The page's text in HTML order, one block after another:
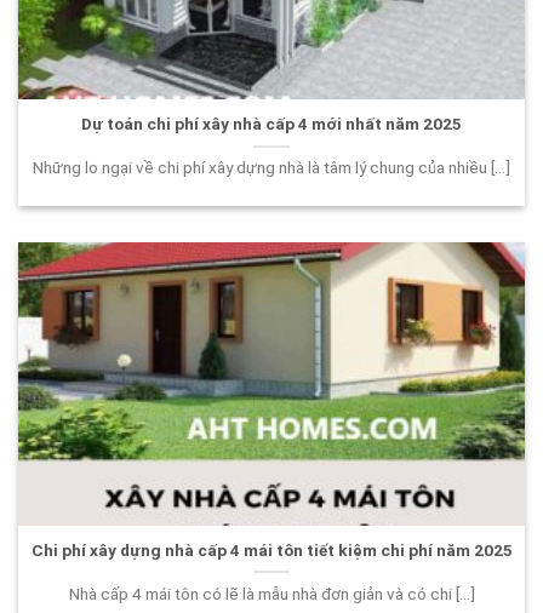
Dự toán chi phí xây nhà cấp 4 mới nhất năm 2025
Những lo ngại về chi phí xây dựng nhà là tâm lý chung của nhiều [...]
Chi phí xây dựng nhà cấp 4 mái tôn tiết kiệm chi phí năm 2025
Nhà cấp 4 mái tôn có lẽ là mẫu nhà đơn giản và có chi [...]